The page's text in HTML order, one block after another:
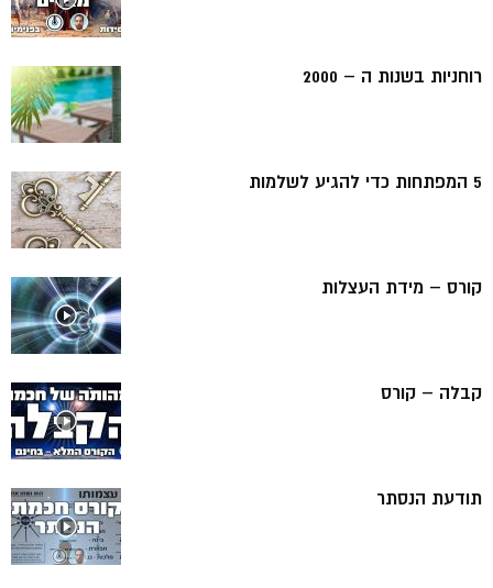
רוחניות בשנות ה – 2000
5 המפתחות כדי להגיע לשלמות
קורס – מידת העצלות
קבלה – קורס
תודעת הנסתר